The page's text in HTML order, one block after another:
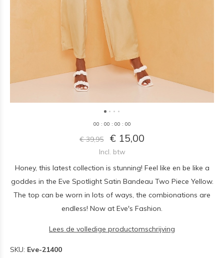
00 : 00 : 00 : 00
€ 39,95 € 15,00
Incl. btw
Honey, this latest collection is stunning! Feel like en be like a
goddes in the Eve Spotlight Satin Bandeau Two Piece Yellow.
The top can be worn in lots of ways, the combionations are
endless! Now at Eve's Fashion.
Lees de volledige productomschrijving
SKU: Eve-21400